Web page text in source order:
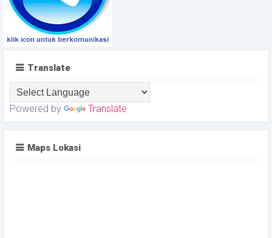
Translate
Powered by Translate
Maps Lokasi